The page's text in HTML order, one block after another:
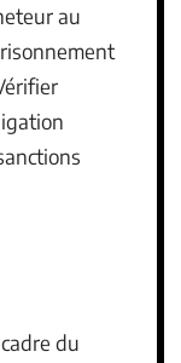
au
du